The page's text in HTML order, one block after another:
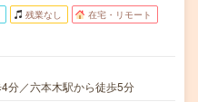
残業なし 在宅・リモート
分／六本木駅から徒歩5分